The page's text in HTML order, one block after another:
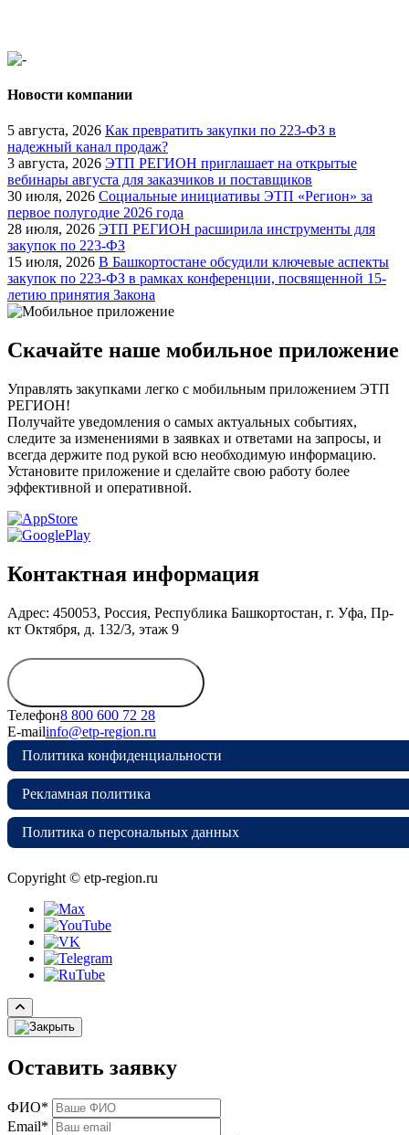
Новости компании
5 августа, 2026 Как превратить закупки по 223-ФЗ в
надежный канал продаж?
3 августа, 2026 ЭТП РЕГИОН приглашает на открытые
вебинары августа для заказчиков и поставщиков
30 июля, 2026 Социальные инициативы ЭТП «Регион» за
первое полугодие 2026 года
28 июля, 2026 ЭТП РЕГИОН расширила инструменты для
закупок по 223-ФЗ
15 июля, 2026 В Башкортостане обсудили ключевые аспекты
закупок по 223-ФЗ в рамках конференции, посвященной 15-
летию принятия Закона
Скачайте наше мобильное приложение
Управлять закупками легко с мобильным приложением ЭТП
РЕГИОН!
Получайте уведомления о самых актуальных событиях,
следите за изменениями в заявках и ответами на запросы, и
всегда держите под рукой всю необходимую информацию.
Установите приложение и сделайте свою работу более
эффективной и оперативной.
Контактная информация
Адрес: 450053, Россия, Республика Башкортостан, г. Уфа, Пр-
кт Октября, д. 132/3, этаж 9
Телефон8 800 600 72 28
E-mailinfo@etp-region.ru
Политика конфиденциальности
Рекламная политика
Политика о персональных данных
Copyright © etp-region.ru
Оставить заявку
ФИО*
Email*